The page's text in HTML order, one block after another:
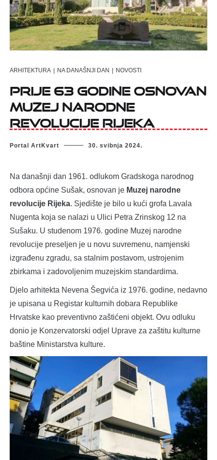
ARHITEKTURA | NA DANAŠNJI DAN | NOVOSTI
Prije 63 godine osnovan
Muzej narodne
revolucije Rijeka
Portal ArtKvart 30. svibnja 2024.
Na današnji dan 1961. odlukom Gradskoga narodnog
odbora općine Sušak, osnovan je Muzej narodne
revolucije Rijeka. Sjedište je bilo u kući grofa Lavala
Nugenta koja se nalazi u Ulici Petra Zrinskog 12 na
Sušaku. U studenom 1976. godine Muzej narodne
revolucije preseljen je u novu suvremenu, namjenski
izgrađenu zgradu, sa stalnim postavom, ustrojenim
zbirkama i zadovoljenim muzejskim standardima.
Djelo arhitekta Nevena Šegvića iz 1976. godine, nedavno
je upisana u Registar kulturnih dobara Republike
Hrvatske kao preventivno zaštićeni objekt. Ovu odluku
donio je Konzervatorski odjel Uprave za zaštitu kulturne
baštine Ministarstva kulture.